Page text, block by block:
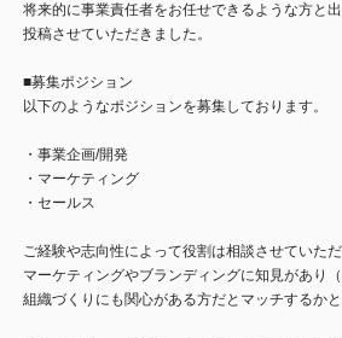
将来的に事業責任者をお任せできるような方と
投稿させていただきました。
■募集ポジション
以下のようなポジションを募集しております。
・事業企画/開発
・マーケティング
・セールス
ご経験や志向性によって役割は相談させていた
マーケティングやブランディングに知見があり（
組織づくりにも関心がある方だとマッチするかと